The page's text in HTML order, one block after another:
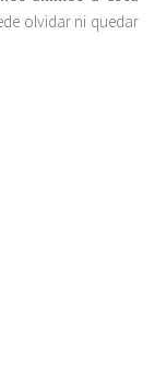
olvidar ni quedar